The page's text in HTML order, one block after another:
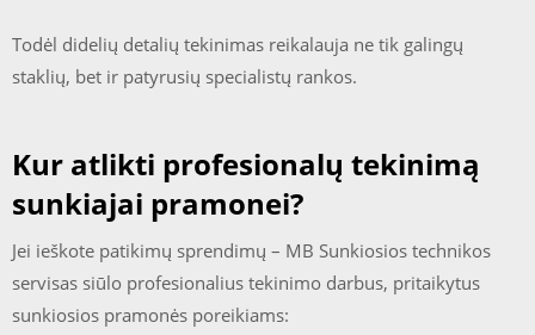
Todėl didelių detalių tekinimas reikalauja ne tik galingų
staklių, bet ir patyrusių specialistų rankos.
Kur atlikti profesionalų tekinimą
sunkiajai pramonei?
Jei ieškote patikimų sprendimų – MB Sunkiosios technikos
servisas siūlo profesionalius tekinimo darbus, pritaikytus
sunkiosios pramonės poreikiams: